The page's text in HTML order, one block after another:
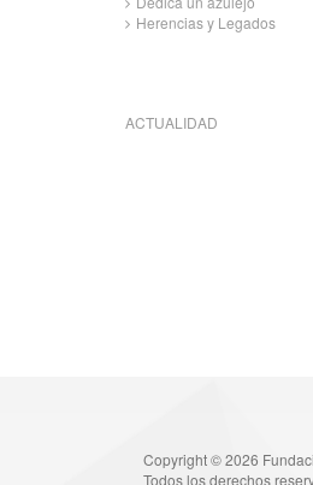
Herencias y Legados
ACTUALIDAD
Copyright © 2026
Todos los derechos